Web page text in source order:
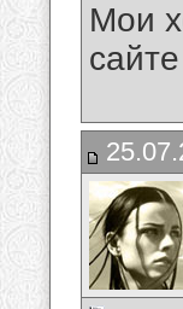
Мои